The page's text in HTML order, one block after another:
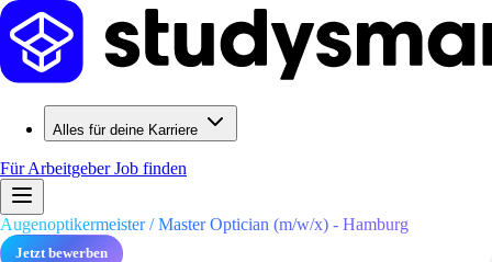
Alles für deine Karriere
Für ArbeitgeberJob finden
Augenoptikermeister / Master Optician (m/w/x) - Hamburg
Jetzt bewerben